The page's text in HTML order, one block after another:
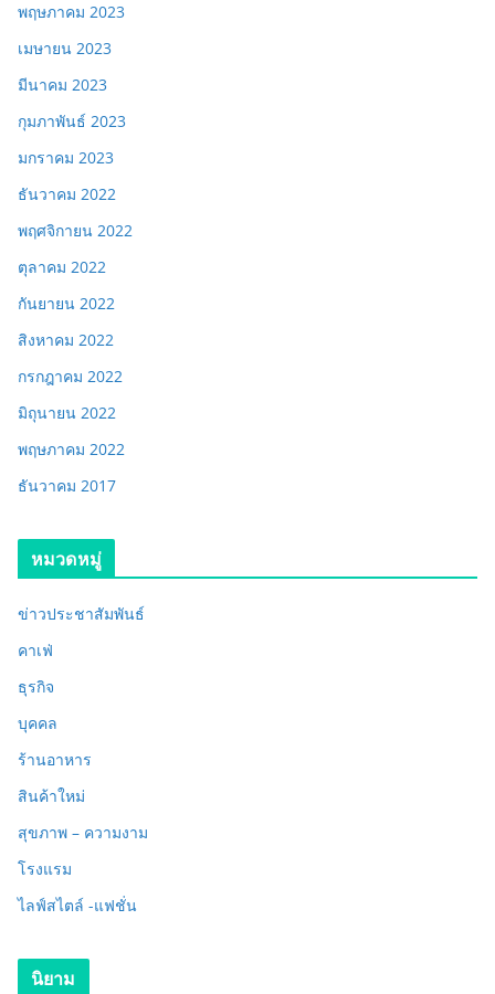
พฤษภาคม 2023
เมษายน 2023
มีนาคม 2023
กุมภาพันธ์ 2023
มกราคม 2023
ธันวาคม 2022
พฤศจิกายน 2022
ตุลาคม 2022
กันยายน 2022
สิงหาคม 2022
กรกฎาคม 2022
มิถุนายน 2022
พฤษภาคม 2022
ธันวาคม 2017
หมวดหมู่
ข่าวประชาสัมพันธ์
คาเฟ่
ธุรกิจ
บุคคล
ร้านอาหาร
สินค้าใหม่
สุขภาพ – ความงาม
โรงแรม
ไลฟ์สไตล์ -แฟชั่น
นิยาม